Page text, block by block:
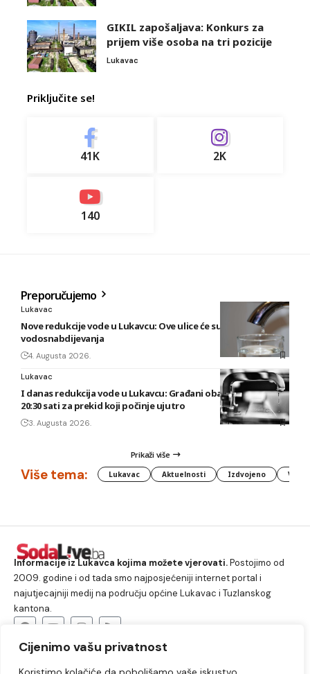
Cijenimo vašu privatnost
GIKIL zapošaljava: Konkurs za
prijem više osoba na tri pozicije
Lukavac
Priključite se!
41K 2K
140
Preporučujemo
Lukavac
Nove redukcije vode u Lukavcu: Ove ulice će sutra biti bez
vodosnabdijevanja
4. Augusta 2026.
Lukavac
I danas redukcija vode u Lukavcu: Građani obaviješteni tek u
20:30 sati za prekid koji počinje ujutro
3. Augusta 2026.
Prikaži više
Više tema: Lukavac Aktuelnosti Izdvojeno
Informacije iz Lukavca kojima možete vjerovati.Postojimo od
2009. godine i od tada smo najposjećeniji internet portal i
najutjecajniji medij na području općine Lukavac i Tuzlanskog
kantona.